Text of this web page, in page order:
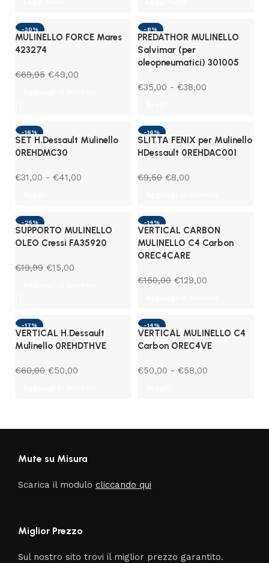
-30%
MULINELLO FORCE Mares
423274
€69,95 €49,00
-8%
PREDATHOR MULINELLO
Salvimar (per
oleopneumatici) 301005
€35,00 - €38,00
-16%
SET H.Dessault Mulinello
0REHDMC30
€31,00 - €41,00
-16%
SLITTA FENIX per Mulinello
HDessault 0REHDAC001
€9,50 €8,00
-25%
SUPPORTO MULINELLO
OLEO Cressi FA35920
€19,99 €15,00
-14%
VERTICAL CARBON
MULINELLO C4 Carbon
OREC4CARE
€150,00 €129,00
-17%
VERTICAL H.Dessault
Mulinello 0REHDTHVE
€60,00 €50,00
-14%
VERTICAL MULINELLO C4
Carbon OREC4VE
€50,00 - €58,00
Mute su Misura
Scarica il modulo cliccando qui
Miglior Prezzo
Sul nostro sito trovi il miglior prezzo garantito.